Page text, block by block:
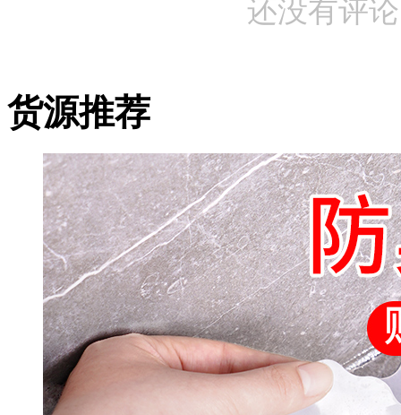
还没有评
货源推荐